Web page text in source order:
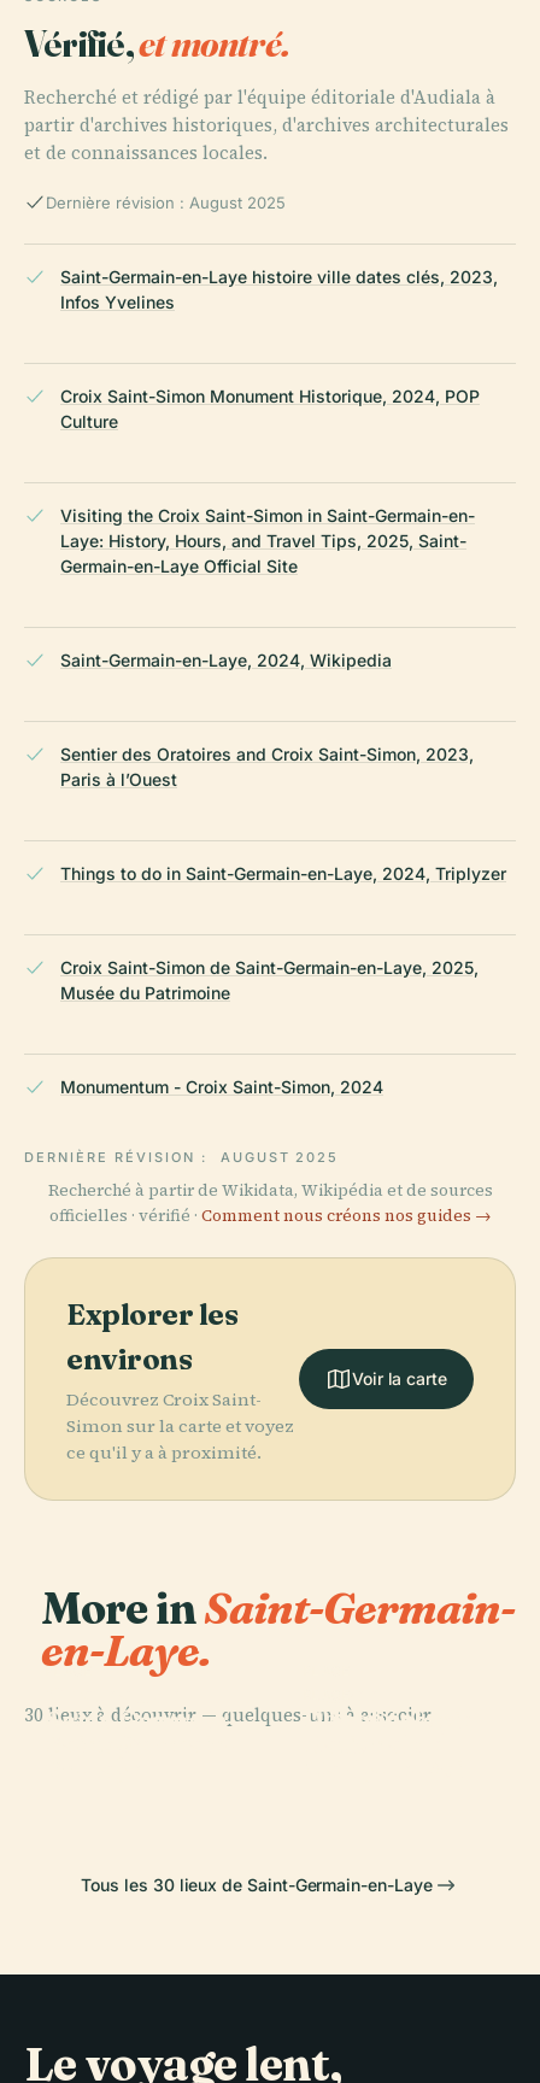
Vérifié,et montré.
Recherché et rédigé par l'équipe éditoriale d'Audiala à
partir d'archives historiques, d'archives architecturales
et de connaissances locales.
Dernière révision : August 2025
Saint-Germain-en-Laye histoire ville dates clés, 2023,
Infos Yvelines
Croix Saint-Simon Monument Historique, 2024, POP
Culture
Visiting the Croix Saint-Simon in Saint-Germain-en-
Laye: History, Hours, and Travel Tips, 2025, Saint-
Germain-en-Laye Official Site
Saint-Germain-en-Laye, 2024, Wikipedia
Sentier des Oratoires and Croix Saint-Simon, 2023,
Paris à l’Ouest
Things to do in Saint-Germain-en-Laye, 2024, Triplyzer
Croix Saint-Simon de Saint-Germain-en-Laye, 2025,
Musée du Patrimoine
Monumentum - Croix Saint-Simon, 2024
DERNIÈRE RÉVISION : AUGUST 2025
Recherché à partir de Wikidata, Wikipédia et de sources
officielles · vérifié · Comment nous créons nos guides →
Explorer les
environs
Découvrez Croix Saint-
Simon sur la carte et voyez
ce qu'il y a à proximité.
Voir la carte
More inSaint-Germain-
en-Laye.
30 lieux à découvrir — quelques-uns à associer.
PLACE
Saint-Germain-
D'Archéologie
PLACE
Domaine
Tous les 30 lieux de Saint-Germain-en-Laye
Le voyage lent,